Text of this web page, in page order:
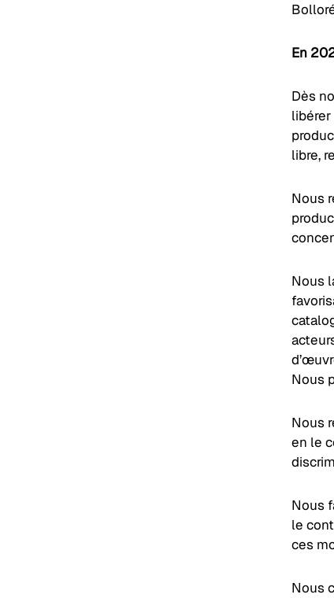
En
Dès
libérer
libre,
Nous
Nous
Nous
Nous
en le
Nous
le
ces
Nous